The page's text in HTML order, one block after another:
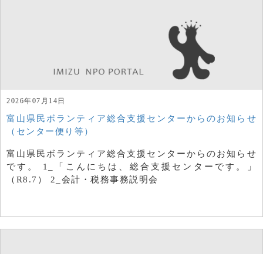
2026年07月14日
富山県民ボランティア総合支援センターからのお知らせ
（センター便り等）
富山県民ボランティア総合支援センターからのお知らせ
です。 1_「こんにちは、総合支援センターです。」
（R8.7） 2_会計・税務事務説明会